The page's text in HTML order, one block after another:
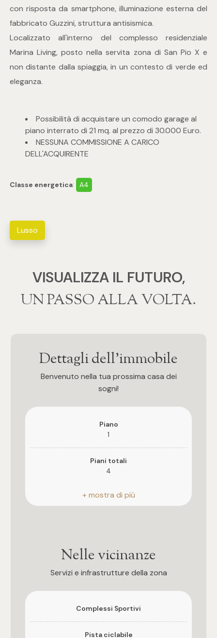
con risposta da smartphone, illuminazione esterna del
fabbricato Guzzini, struttura antisismica.
Localizzato all'interno del complesso residenziale
Marina Living, posto nella servita zona di San Pio X e
non distante dalla spiaggia, in un contesto di verde ed
eleganza.
Possibilità di acquistare un comodo garage al
piano interrato di 21 mq. al prezzo di 30.000 Euro.
NESSUNA COMMISSIONE A CARICO
DELL'ACQUIRENTE
Classe energetica: A4
Lusso
VISUALIZZA IL FUTURO,
‍‍UN PASSO ALLA VOLTA.
Dettagli dell'immobile
Benvenuto nella tua prossima casa dei
sogni!
Piano
1
Piani totali
4
Riscaldamento
Autonomo
Assenza barriere architettoniche
Anno di costruzione
Nelle vicinanze
Servizi e infrastrutture della zona
Complessi Sportivi
Pista ciclabile
Locali
4
5+
Qualsiasi